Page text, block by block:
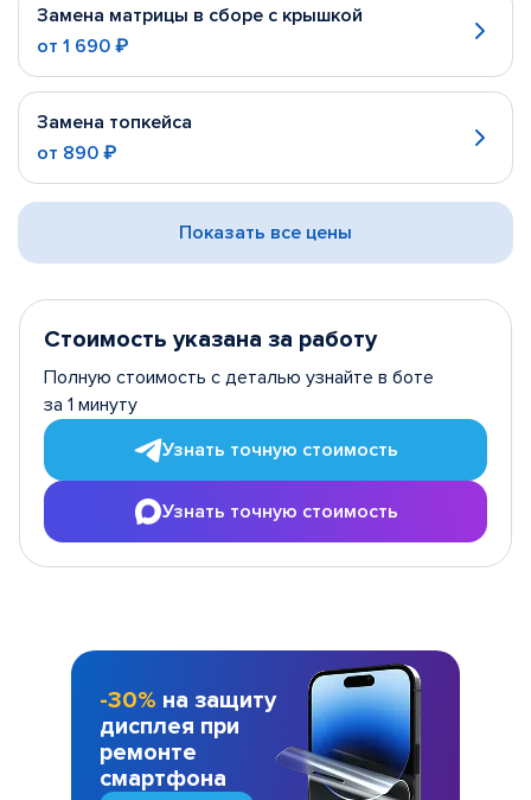
Замена матрицы в сборе с крышкой
от 1 690 ₽
Замена топкейса
от 890 ₽
Показать все цены
Стоимость указана за работу
Полную стоимость с деталью узнайте в боте
за 1 минуту
Узнать точную стоимость
Узнать точную стоимость
-30% на защиту
дисплея при
ремонте
смартфона